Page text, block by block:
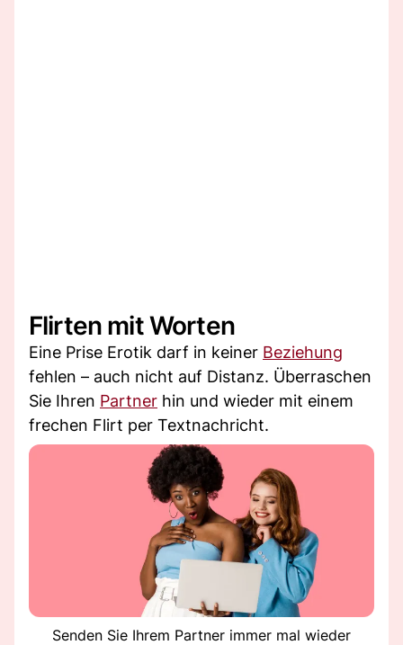
Flirten mit Worten
Eine Prise Erotik darf in keiner Beziehung
fehlen – auch nicht auf Distanz. Überraschen
Sie Ihren Partner hin und wieder mit einem
frechen Flirt per Textnachricht.
Senden Sie Ihrem Partner immer mal wieder